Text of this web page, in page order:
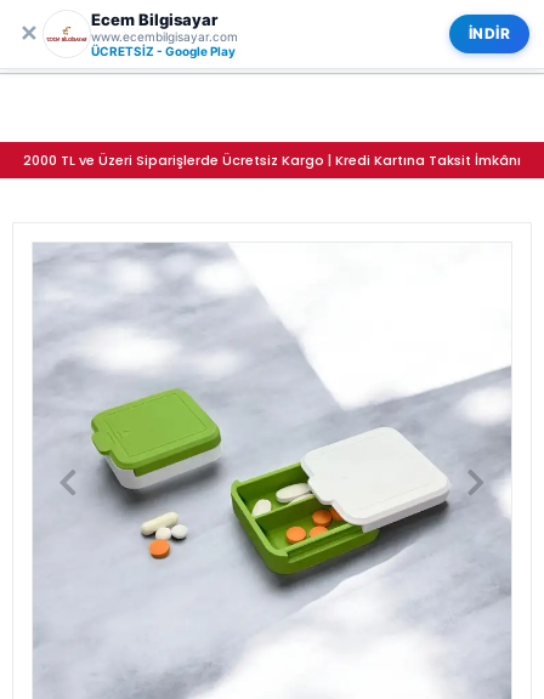
✕
Ecem Bilgisayar
www.ecembilgisayar.com
ÜCRETSİZ - Google Play
İNDİR
2000 TL ve Üzeri Siparişlerde Ücretsiz Kargo | Kredi Kartına Taksit İmkânı
0
Kategoriler